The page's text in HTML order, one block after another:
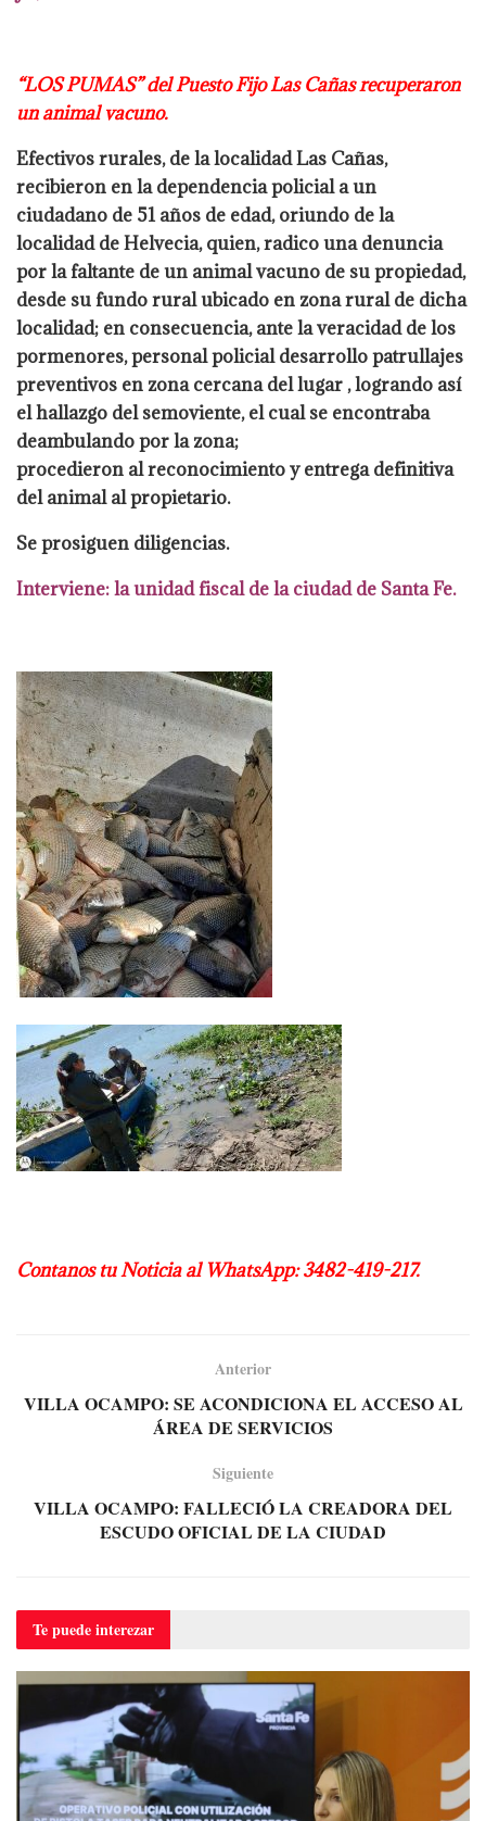
“LOS PUMAS” del Puesto Fijo Las Cañas recuperaron
un animal vacuno.
Efectivos rurales, de la localidad Las Cañas,
recibieron en la dependencia policial a un
ciudadano de 51 años de edad, oriundo de la
localidad de Helvecia, quien, radico unadenuncia
por la faltante de un animal vacuno de su propiedad,
desde su fundo ruralubicado en zona rural de dicha
localidad; en consecuencia, ante la veracidad de los
pormenores, personal policial desarrollo patrullajes
preventivos en zona cercana del lugar , logrando así
el hallazgo del semoviente, el cual se encontraba
deambulando por la zona;
procedieron al reconocimiento y entrega definitiva
del animal al propietario.
Se prosiguen diligencias.
Interviene: la unidad fiscal de la ciudad de Santa Fe.
Contanos tu Noticia al WhatsApp: 3482-419-217.
Anterior
VILLA OCAMPO: SE ACONDICIONA EL ACCESO AL
ÁREA DE SERVICIOS
Siguiente
VILLA OCAMPO: FALLECIÓ LA CREADORA DEL
ESCUDO OFICIAL DE LA CIUDAD
Te puedeinterezar